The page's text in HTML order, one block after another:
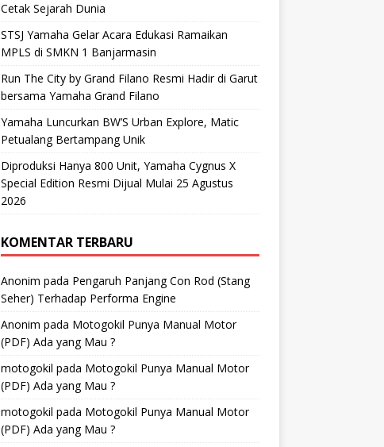
Cetak Sejarah Dunia
STSJ Yamaha Gelar Acara Edukasi Ramaikan
MPLS di SMKN 1 Banjarmasin
Run The City by Grand Filano Resmi Hadir di Garut
bersama Yamaha Grand Filano
Yamaha Luncurkan BW’S Urban Explore, Matic
Petualang Bertampang Unik
Diproduksi Hanya 800 Unit, Yamaha Cygnus X
Special Edition Resmi Dijual Mulai 25 Agustus
2026
KOMENTAR TERBARU
Anonim pada Pengaruh Panjang Con Rod (Stang
Seher) Terhadap Performa Engine
Anonim pada Motogokil Punya Manual Motor
(PDF) Ada yang Mau ?
motogokil pada Motogokil Punya Manual Motor
(PDF) Ada yang Mau ?
motogokil pada Motogokil Punya Manual Motor
(PDF) Ada yang Mau ?